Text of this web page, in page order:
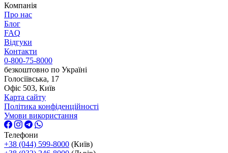
Компанія
Про нас
Блог
FAQ
Відгуки
Контакти
0-800-75-8000
безкоштовно по Україні
Голосіївська, 17
Офіс 503, Київ
Карта сайту
Політика конфіденційності
Умови використання
Телефони
+38 (044) 599-8000 (Київ)